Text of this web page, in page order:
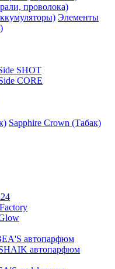
проволока)
Элементы
SHOT
CORE
Sapphire Crown (Табак)
автопарфюм
автопарфюм